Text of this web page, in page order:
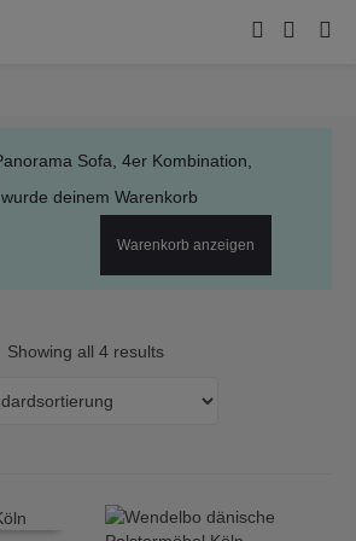
Sofa, 4er Kombination,
deinem Warenkorb
Warenkorb anzeigen
Showing all 4 results